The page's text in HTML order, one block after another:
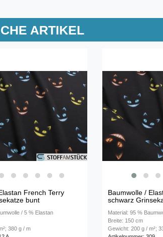
ARTIKEL
French Terry
bunt
/ 5 % Elastan
380 g / m
Baumwolle /
schwarz
Material: 95 %
Breite: 150 cm
Gewicht: 200 g / m²;